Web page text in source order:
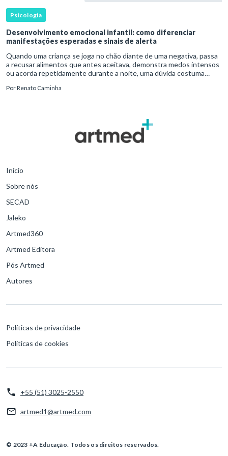
Psicologia
Desenvolvimento emocional infantil: como diferenciar
manifestações esperadas e sinais de alerta
Quando uma criança se joga no chão diante de uma negativa, passa
a recusar alimentos que antes aceitava, demonstra medos intensos
ou acorda repetidamente durante a noite, uma dúvida costuma
PorRenato Caminha
Início
Sobre nós
SECAD
Jaleko
Artmed360
Artmed Editora
Pós Artmed
Autores
Políticas de privacidade
Políticas de cookies
+55 (51) 3025-2550
artmed1@artmed.com
© 2023 +A Educação. Todos os direitos reservados.